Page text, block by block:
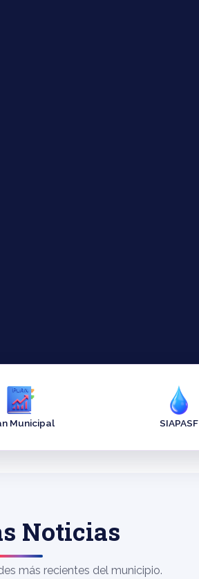
Municipal SIAPASF
Noticias
más recientes del municipio.